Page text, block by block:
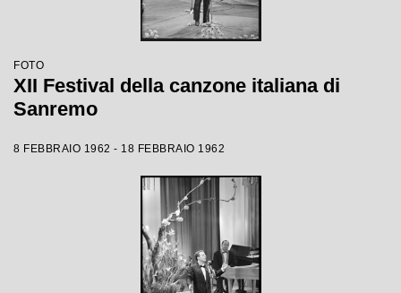
FOTO
XII Festival della canzone italiana di
Sanremo
8 FEBBRAIO 1962 - 18 FEBBRAIO 1962